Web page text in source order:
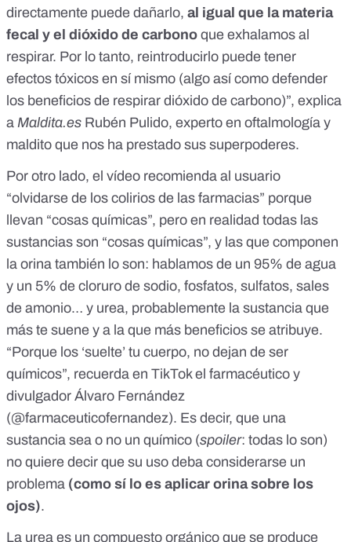
directamente puede dañarlo, al igual que la materia
fecal y el dióxido de carbono que exhalamos al
respirar. Por lo tanto, reintroducirlo puede tener
efectos tóxicos en sí mismo (algo así como defender
los beneficios de respirar dióxido de carbono)”, explica
a Maldita.es Rubén Pulido, experto en oftalmología y
maldito que nos ha prestado sus superpoderes.
Por otro lado, el vídeo recomienda al usuario
“olvidarse de los colirios de las farmacias” porque
llevan “cosas químicas”, pero en realidad todas las
sustancias son “cosas químicas”, y las que componen
la orina también lo son: hablamos de un 95% de agua
y un 5% de cloruro de sodio, fosfatos, sulfatos, sales
de amonio… y urea, probablemente la sustancia que
más te suene y a la que más beneficios se atribuye.
“Porque los ‘suelte’ tu cuerpo, no dejan de ser
químicos”, recuerda en TikTok el farmacéutico y
divulgador Álvaro Fernández
(@farmaceuticofernandez). Es decir, que una
sustancia sea o no un químico (spoiler: todas lo son)
no quiere decir que su uso deba considerarse un
problema (como sí lo es aplicar orina sobre los
ojos).
La urea es un compuesto orgánico que se produce